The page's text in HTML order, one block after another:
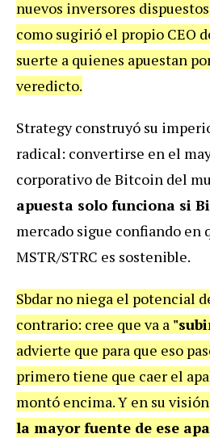
nuevos inversores
como sugirió el propio CEO
suerte a quienes apuestan
veredicto.
Strategy construyó su
radical: convertirse en el
corporativo de Bitcoin del
apuesta solo funciona si
mercado sigue confiando en
MSTR/STRC es sostenible.
Sbdar no niega el potencial
contrario: cree que va a
advierte que para que eso
primero tiene que caer el
montó encima. Y en su
la mayor fuente de ese